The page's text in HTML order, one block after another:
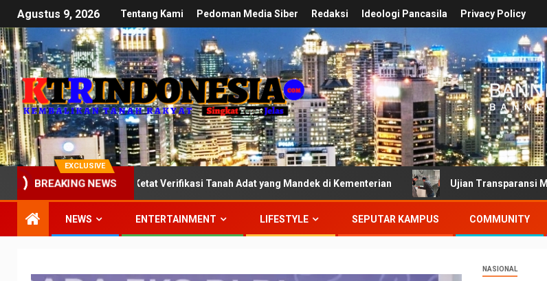
Agustus 9, 2026 Tentang Kami Pedoman Media Siber Redaksi Ideologi Pancasila Privacy Policy
EXCLUSIVE
BREAKING NEWS
DPR: Kawal Ketat Verifikasi Tanah Adat yang Mandek di Kementerian Ujian Transparansi Menteri
NEWS ENTERTAINMENT LIFESTYLE SEPUTAR KAMPUS COMMUNITY
NASIONAL